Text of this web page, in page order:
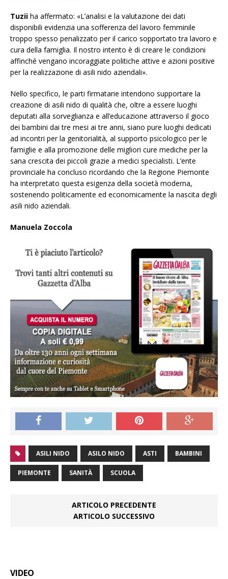
Tuzii ha affermato: «L’analisi e la valutazione dei dati
disponibili evidenzia una sofferenza del lavoro femminile
troppo spesso penalizzato per il carico sopportato tra lavoro e
cura della famiglia. Il nostro intento è di creare le condizioni
affinché vengano incoraggiate politiche attive e azioni positive
per la realizzazione di asili nido aziendali».
Nello specifico, le parti firmatarie intendono supportare la
creazione di asili nido di qualità che, oltre a essere luoghi
deputati alla sorveglianza e all’educazione attraverso il gioco
dei bambini dai tre mesi ai tre anni, siano pure luoghi dedicati
ad incontri per la genitorialità, al supporto psicologico per le
famiglie e alla promozione delle migliori cure mediche per la
sana crescita dei piccoli grazie a medici specialisti. L’ente
provinciale ha concluso ricordando che la Regione Piemonte
ha interpretato questa esigenza della società moderna,
sostenendo politicamente ed economicamente la nascita degli
asili nido aziendali.
Manuela Zoccola
ASILI NIDO ASILO NIDO ASTI BAMBINI
PIEMONTE SANITÀ SCUOLA
ARTICOLO PRECEDENTE
ARTICOLO SUCCESSIVO
VIDEO